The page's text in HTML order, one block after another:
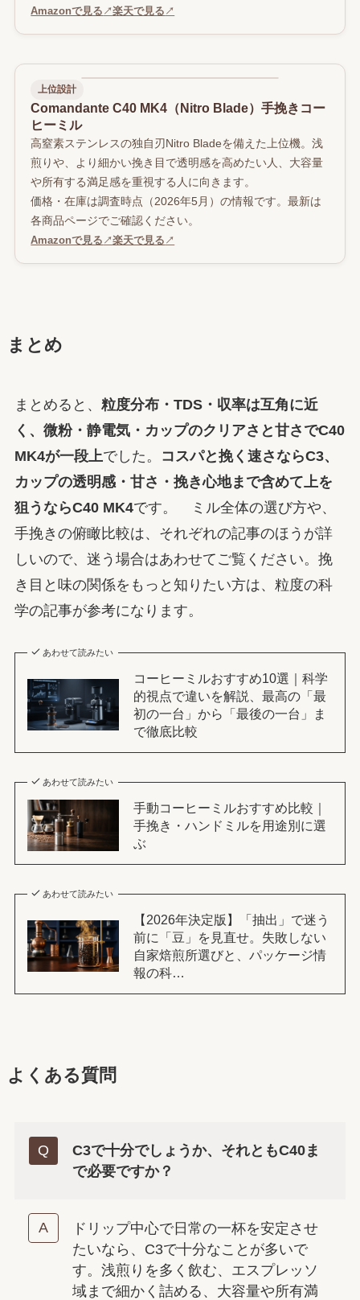
Amazonで見る ↗楽天で見る ↗
上位設計
Comandante C40 MK4（Nitro Blade）手挽きコー
ヒーミル
高窒素ステンレスの独自刃Nitro Bladeを備えた上位機。浅
煎りや、より細かい挽き目で透明感を高めたい人、大容量
や所有する満足感を重視する人に向きます。
価格・在庫は調査時点（2026年5月）の情報です。最新は
各商品ページでご確認ください。
Amazonで見る ↗楽天で見る ↗
まとめ
まとめると、 粒度分布・TDS・収率は互角に近
く、微粉・静電気・カップのクリアさと甘さでC40
MK4が一段上でした。
コスパと挽く速さならC3、
カップの透明感・甘さ・挽き心地まで含めて上を
狙うならC40 MK4です。 ミル全体の選び方や、
手挽きの俯瞰比較は、それぞれの記事のほうが詳
しいので、迷う場合はあわせてご覧ください。挽
き目と味の関係をもっと知りたい方は、粒度の科
学の記事が参考になります。
あわせて読みたい
コーヒーミルおすすめ10選｜科学
的視点で違いを解説、最高の「最
初の一台」から「最後の一台」ま
で徹底比較
あわせて読みたい
手動コーヒーミルおすすめ比較｜
手挽き・ハンドミルを用途別に選
ぶ
あわせて読みたい
【2026年決定版】「抽出」で迷う
前に「豆」を見直せ。失敗しない
自家焙煎所選びと、パッケージ情
報の科…
よくある質問
C3で十分でしょうか、それともC40ま
で必要ですか？
ドリップ中心で日常の一杯を安定させ
たいなら、C3で十分なことが多いで
す。浅煎りを多く飲む、エスプレッソ
域まで細かく詰める、大容量や所有満